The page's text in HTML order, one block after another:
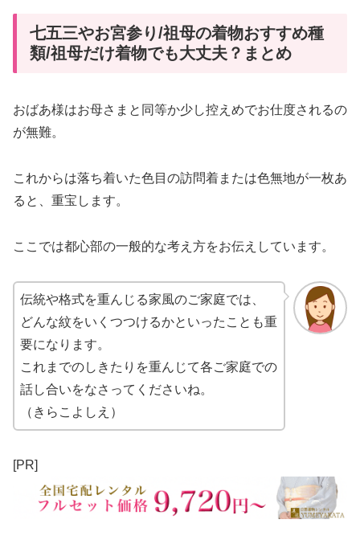
七五三やお宮参り/祖母の着物おすすめ種
類/祖母だけ着物でも大丈夫？まとめ
おばあ様はお母さまと同等か少し控えめでお仕度されるの
が無難。
これからは落ち着いた色目の訪問着または色無地が一枚あ
ると、重宝します。
ここでは都心部の一般的な考え方をお伝えしています。
伝統や格式を重んじる家風のご家庭では、
どんな紋をいくつつけるかといったことも重
要になります。
これまでのしきたりを重んじて各ご家庭での
話し合いをなさってくださいね。
（きらこよしえ）
[PR]